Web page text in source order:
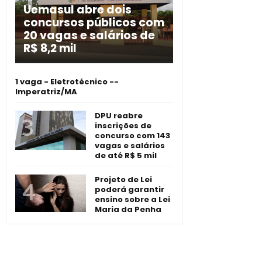
Uemasul abre dois
concursos públicos com
20 vagas e salários de
R$ 8,2 mil
1 vaga - Eletrotécnico -­
Imperatriz/MA
DPU reabre
inscrições de
concurso com 143
vagas e salários
de até R$ 5 mil
Projeto de Lei
poderá garantir
ensino sobre a Lei
Maria da Penha